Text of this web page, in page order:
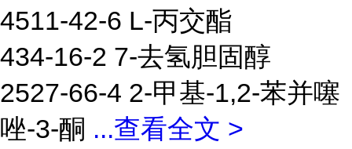
4511-42-6 L-丙交酯
434-16-2 7-去氢胆固醇
2527-66-4 2-甲基-1,2-苯并噻
唑-3-酮 ...查看全文 >